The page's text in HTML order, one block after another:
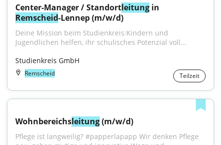
Center-Manager / Standortleitung
Remscheid-Lennep (m/w/d)
Deine Mission beim Studienkreis:Kindern und
Jugendlichen helfen, ihr schulisches Potenzial voll...
Studienkreis GmbH
Remscheid Teilzeit
Wohnbereichsleitung (m/w/d)
Pflege ist langweilig? #papperlapapp Wir denken Pflege